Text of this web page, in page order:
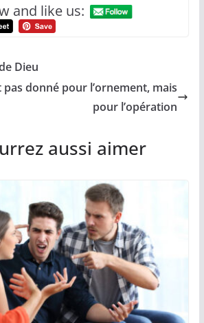
and like us:
Dieu
pas donné pour l’ornement, mais
pour l’opération
aussi aimer